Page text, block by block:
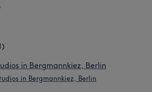
in Bergmannkiez, Berlin
in Bergmannkiez, Berlin